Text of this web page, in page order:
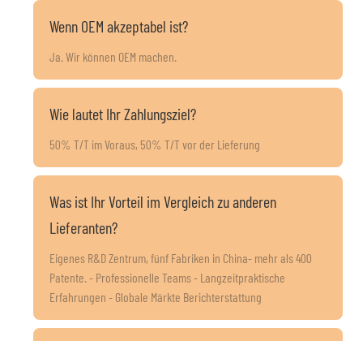
Wenn OEM akzeptabel ist?
Ja. Wir können OEM machen.
Wie lautet Ihr Zahlungsziel?
50% T/T im Voraus, 50% T/T vor der Lieferung
Was ist Ihr Vorteil im Vergleich zu anderen
Lieferanten?
Eigenes R&D Zentrum, fünf Fabriken in China- mehr als 400
Patente. - Professionelle Teams - Langzeitpraktische
Erfahrungen - Globale Märkte Berichterstattung